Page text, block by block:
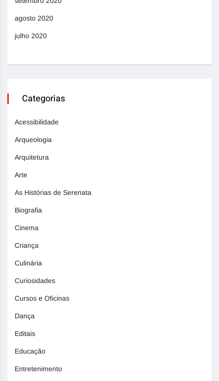
agosto 2020
julho 2020
Categorias
Acessibilidade
Arqueologia
Arquitetura
Arte
As Histórias de Serenata
Biografia
Cinema
Criança
Culinária
Curiosidades
Cursos e Oficinas
Dança
Editais
Educação
Entretenimento